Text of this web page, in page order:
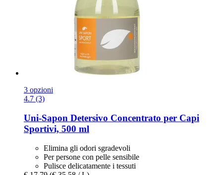
3 opzioni
4.7 (3)
Uni-Sapon Detersivo Concentrato per Capi
Sportivi, 500 ml
Elimina gli odori sgradevoli
Per persone con pelle sensibile
Pulisce delicatamente i tessuti